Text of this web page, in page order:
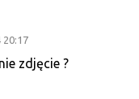
20:17
zdjęcie ?